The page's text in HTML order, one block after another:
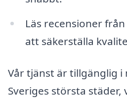
Läs recensioner
att säkerställa
Vår tjänst är tillgänglig i
Sveriges största